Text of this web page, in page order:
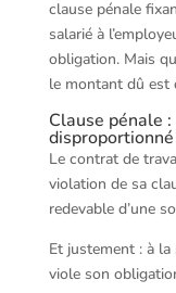
clause pénale
salarié à
obligation. Mais
le montant dû est
Clause pénale
disproportionné
Le contrat de
violation de sa
redevable d’une
Et justement : à
viole son